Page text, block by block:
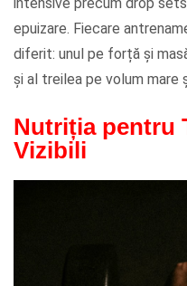
epuizare. Fiecare
diferit: unul pe forță și
și al treilea pe volum mare
Nutriția pentru
Vizibili